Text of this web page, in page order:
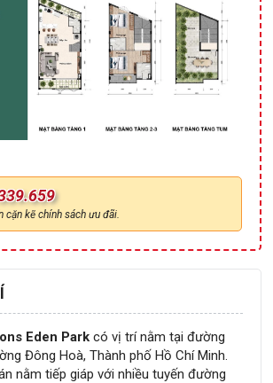
cặn kẽ chính sách ưu đãi.
Eden Park có vị trí nằm tại đường
Đông Hoà, Thành phố Hồ Chí Minh.
nằm tiếp giáp với nhiều tuyến đường